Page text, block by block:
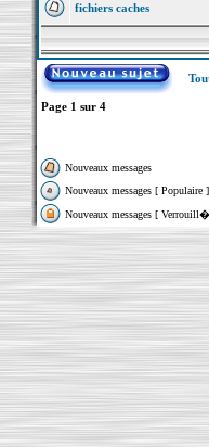
fichiers caches
Page 1 sur 4
Nouveaux messages
Nouveaux messages [ Populaire ]
Nouveaux messages [